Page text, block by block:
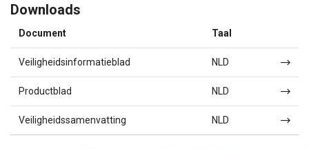
Downloads
Document Taal
Veiligheidsinformatieblad NLD
Productblad NLD
Veiligheidssamenvatting NLD